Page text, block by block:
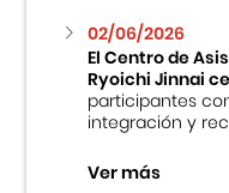
02/06/2026
El Centro de
Ryoichi Jinnai
participantes
integración y
Ver más